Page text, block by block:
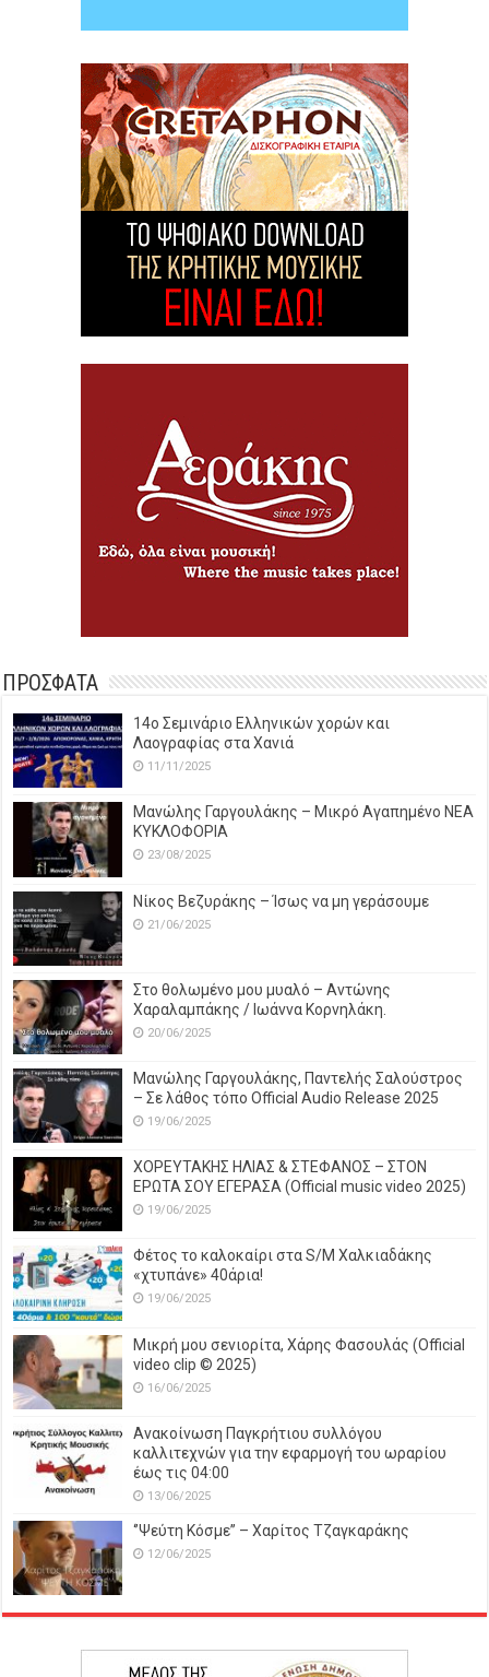
ΠΡΟΣΦΑΤΑ
14o Σεμινάριο Ελληνικών χορών και
Λαογραφίας στα Χανιά
11/11/2025
Μανώλης Γαργουλάκης – Μικρό Αγαπημένο NEΑ
ΚΥΚΛΟΦΟΡΙΑ
23/08/2025
Νίκος Βεζυράκης – Ίσως να μη γεράσουμε
21/06/2025
Στο θολωμένο μου μυαλό – Αντώνης
Χαραλαμπάκης / Ιωάννα Κορνηλάκη.
20/06/2025
Μανώλης Γαργουλάκης, Παντελής Σαλούστρος
– Σε λάθος τόπο Official Audio Release 2025
19/06/2025
ΧΟΡΕΥΤΑΚΗΣ ΗΛΙΑΣ & ΣΤΕΦΑΝΟΣ – ΣΤΟΝ
ΕΡΩΤΑ ΣΟΥ ΕΓΕΡΑΣΑ (Official music video 2025)
19/06/2025
Φέτος το καλοκαίρι στα S/M Χαλκιαδάκης
«χτυπάνε» 40άρια!
19/06/2025
Μικρή μου σενιορίτα, Χάρης Φασουλάς (Official
video clip © 2025)
16/06/2025
Ανακοίνωση Παγκρήτιου συλλόγου
καλλιτεχνών για την εφαρμογή του ωραρίου
έως τις 04:00
13/06/2025
‘’Ψεύτη Κόσμε’’ – Χαρίτος Τζαγκαράκης
12/06/2025